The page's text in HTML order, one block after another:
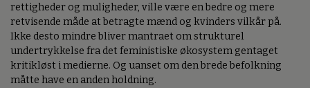
rettigheder og muligheder, ville være en bedre og mere
retvisende måde at betragte mænd og kvinders vilkår på.
Ikke desto mindre bliver mantraet om strukturel
undertrykkelse fra det feministiske økosystem gentaget
kritikløst i medierne. Og uanset om den brede befolkning
måtte have en anden holdning.